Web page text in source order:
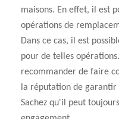
maisons. En effet, il est
opérations de
Dans ce cas, il est
pour de telles
recommander de faire
la réputation de
Sachez qu'il peut